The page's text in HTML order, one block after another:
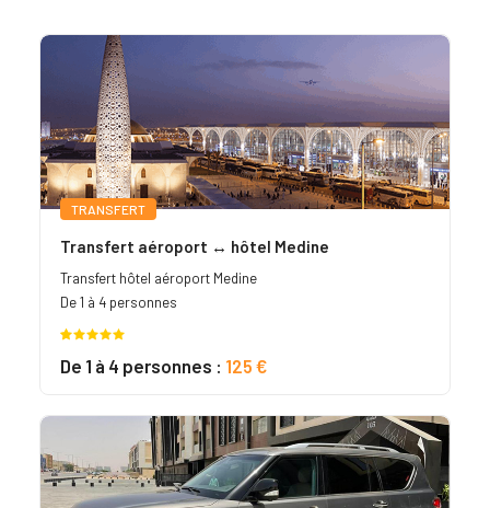
TRANSFERT
Transfert aéroport ↔ hôtel Medine
Transfert hôtel aéroport Medine
De 1 à 4 personnes
sur 5
De 1 à 4 personnes : 125 €